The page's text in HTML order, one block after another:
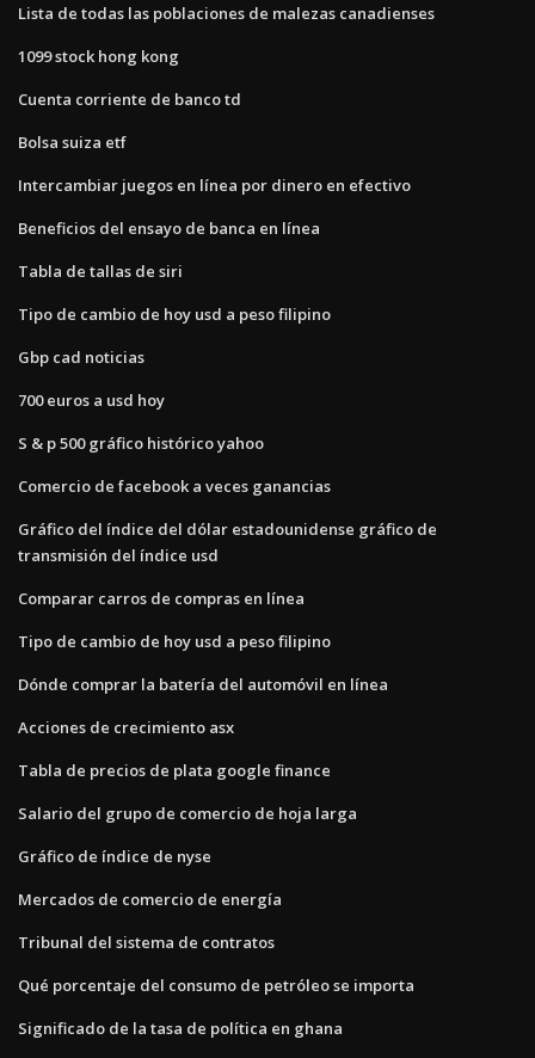
Lista de todas las poblaciones de malezas canadienses
1099 stock hong kong
Cuenta corriente de banco td
Bolsa suiza etf
Intercambiar juegos en línea por dinero en efectivo
Beneficios del ensayo de banca en línea
Tabla de tallas de siri
Tipo de cambio de hoy usd a peso filipino
Gbp cad noticias
700 euros a usd hoy
S & p 500 gráfico histórico yahoo
Comercio de facebook a veces ganancias
Gráfico del índice del dólar estadounidense gráfico de
transmisión del índice usd
Comparar carros de compras en línea
Tipo de cambio de hoy usd a peso filipino
Dónde comprar la batería del automóvil en línea
Acciones de crecimiento asx
Tabla de precios de plata google finance
Salario del grupo de comercio de hoja larga
Gráfico de índice de nyse
Mercados de comercio de energía
Tribunal del sistema de contratos
Qué porcentaje del consumo de petróleo se importa
Significado de la tasa de política en ghana